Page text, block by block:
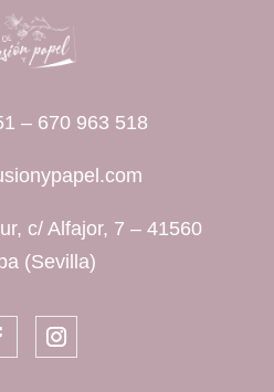
– 670 963 518
c/ Alfajor, 7 – 41560
(Sevilla)